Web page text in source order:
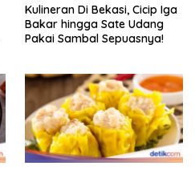
Kulineran Di Bekasi, Cicip Iga
Bakar hingga Sate Udang
Pakai Sambal Sepuasnya!